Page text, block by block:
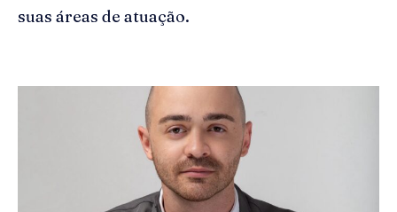
suas áreas de atuação.